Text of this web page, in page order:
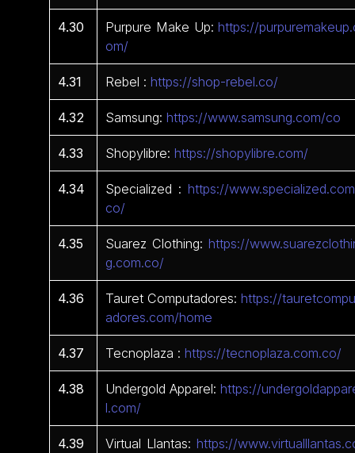
4.30 Purpure Make Up:https://
om/
4.31 Rebel :https://shop-rebel.co/
4.32 Samsung:https://www.samsung.com/co
4.33 Shopylibre:https://shopylibre.com/
4.34 Specialized :https://
co/
4.35 Suarez Clothing:https://
g.com.co/
4.36 Tauret Computadores:https://
adores.com/home
4.37 Tecnoplaza :https://tecnoplaza.com.co/
4.38 Undergold Apparel:https://
l.com/
4.39 Virtual Llantas:https://